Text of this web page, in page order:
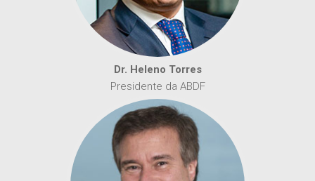
Dr. Heleno Torres
Presidente da ABDF